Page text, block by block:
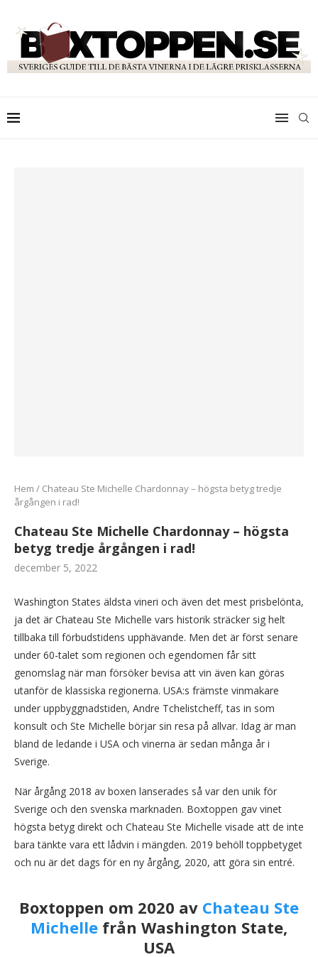
Hem / Chateau Ste Michelle Chardonnay – högsta betyg tredje
årgången i rad!
Chateau Ste Michelle Chardonnay – högsta
betyg tredje årgången i rad!
december 5, 2022
Washington States äldsta vineri och även det mest prisbelönta,
ja det är Chateau Ste Michelle vars historik sträcker sig helt
tillbaka till förbudstidens upphävande. Men det är först senare
under 60-talet som regionen och egendomen får sitt
genomslag när man försöker bevisa att vin även kan göras
utanför de klassiska regionerna. USA:s främste vinmakare
under uppbyggnadstiden, Andre Tchelistcheff, tas in som
konsult och Ste Michelle börjar sin resa på allvar. Idag är man
bland de ledande i USA och vinerna är sedan många år i
Sverige.
När årgång 2018 av boxen lanserades så var den unik för
Sverige och den svenska marknaden. Boxtoppen gav vinet
högsta betyg direkt och Chateau Ste Michelle visade att de inte
bara tänkte vara ett lådvin i mängden. 2019 behöll toppbetyget
och nu är det dags för en ny årgång, 2020, att göra sin entré.
Boxtoppen om 2020 av Chateau Ste
Michelle från Washington State,
USA